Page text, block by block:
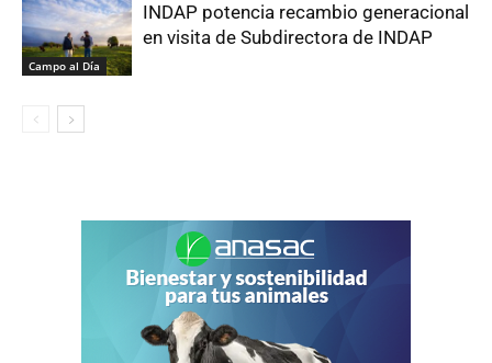
Campo al Día
INDAP potencia recambio generacional
en visita de Subdirectora de INDAP